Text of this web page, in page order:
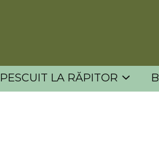
PESCUIT LA RĂPITOR